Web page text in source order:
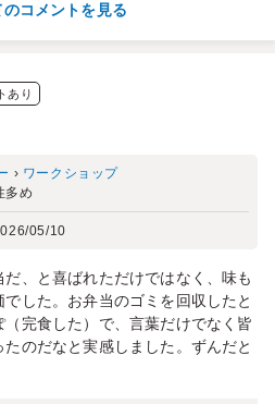
のコメントを見る
あり
› ワークショップ
多め
05/10
、と喜ばれただけではなく、味も
した。お弁当のゴミを回収したと
完食した）で、言葉だけでなく皆
のだなと実感しました。ずんだと